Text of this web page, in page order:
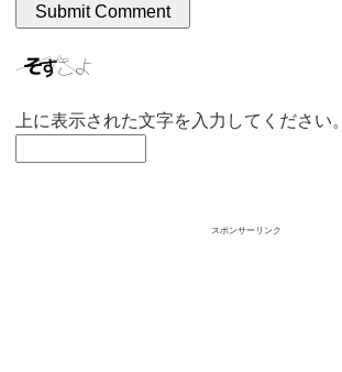
上に表示された文字を入力してください。
スポンサーリンク